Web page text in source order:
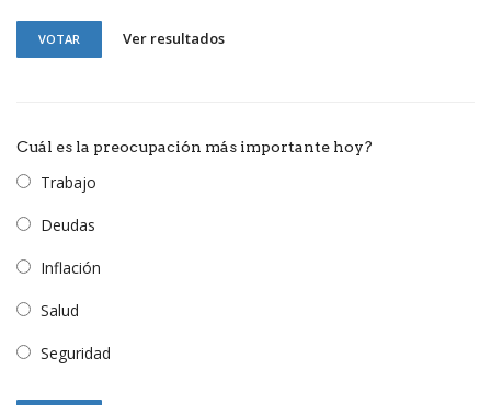
VOTAR Ver resultados
Cuál es la preocupación más importante hoy?
Trabajo
Deudas
Inflación
Salud
Seguridad